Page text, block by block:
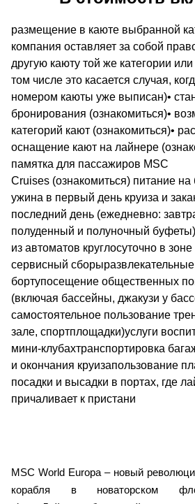
MSC World Europa – новый
корабля в новаторском
размещение в каюте выбранной
компания оставляет за собой
другую каюту той же категории
том числе это касается случая,
номером каюты уже выписан)•
бронирования (ознакомиться)•
категорий кают (ознакомиться)•
оснащение кают на лайнере
памятка для пассажиров MSC
Cruises (ознакомиться) питание на
ужина в первый день круиза и
последний день (ежедневно:
полуденный и полуночный
из автоматов круглосуточно в
сервисный
бортупосещение общественных
(включая бассейны, джакузи у
самостоятельное пользование
зале, спортплощадки)услуги
мини-клубахтранспортировка
и окончания круизапользование
посадки и высадки в портах, где
причаливает к пристани